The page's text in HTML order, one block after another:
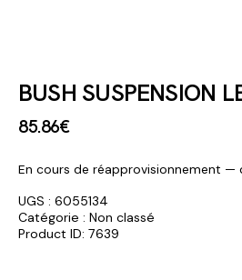
BUSH SUSPENSION
85.86€
En cours de réapprovisionnement —
UGS : 6055134
Catégorie : Non classé
Product ID: 7639